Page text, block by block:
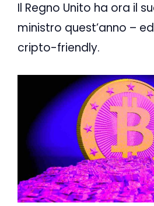
Il Regno Unito ha ora il
ministro quest’anno –
cripto-friendly.